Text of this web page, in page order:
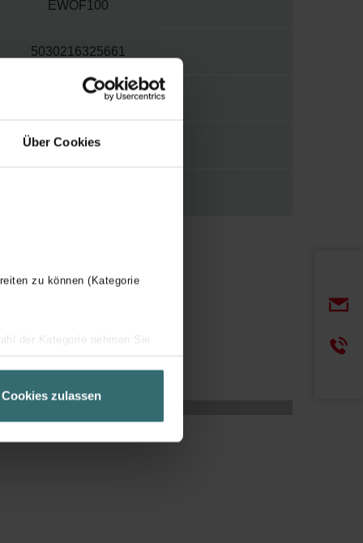
Über Cookies
zu können (Kategorie
der Kategorie nehmen Sie
Informationen
über einen Link in der
Cookies zulassen
EWOF100
5030216325661
EWOF100